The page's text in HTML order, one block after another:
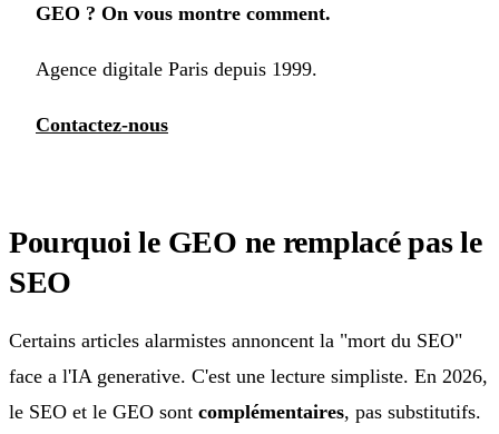
GEO ? On vous montre comment.
Agence digitale Paris depuis 1999.
Contactez-nous
Pourquoi le GEO ne remplacé pas le
SEO
Certains articles alarmistes annoncent la "mort du SEO"
face a l'IA generative. C'est une lecture simpliste. En 2026,
le SEO et le GEO sont complémentaires, pas substitutifs.